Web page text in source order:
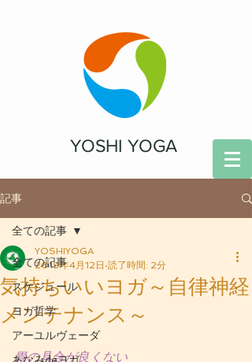
YOSHI YOGA
記事
全ての記事
スケジュール
ヨガ哲学
アーユルヴェーダ
全ての記事
気持ちいいヨガ～自律神経
メンテナンス～
YOSHIYOGA
2019年4月12日 読了時間: 2分
胃の具合が良くない